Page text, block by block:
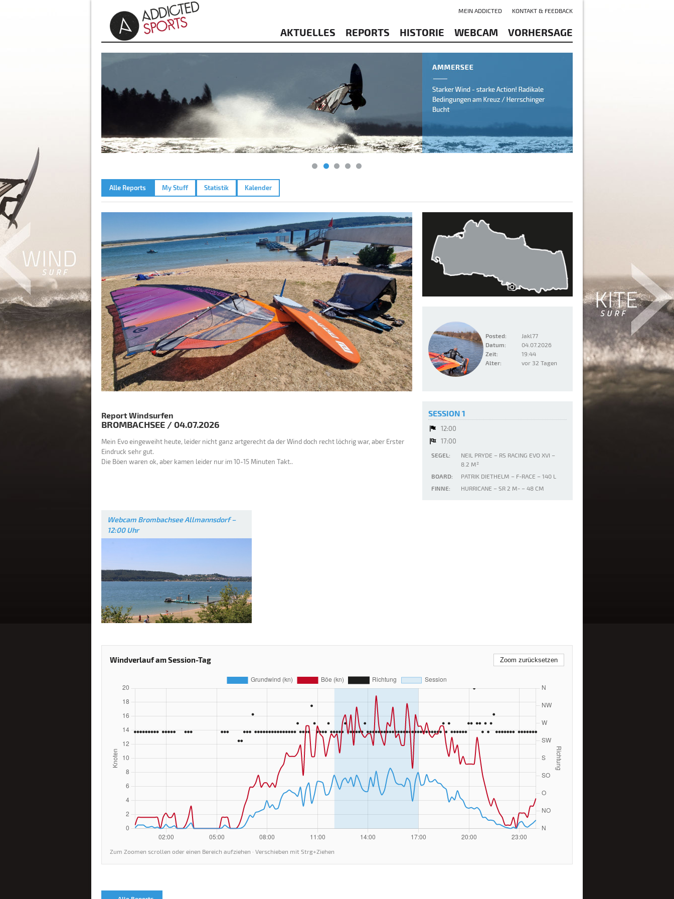
AKTUELLES REPORTS HISTORIE WEBCAM VORHERSAGE
MEIN ADDICTED KONTAKT & FEEDBACK
Alle Reports My Stuff Statistik Kalender
Brombachsee
Posted:
Jakl77
Datum:
04.07.2026
Zeit:
19:44
Alter:
vor 32 Tagen
Report Windsurfen
BROMBACHSEE / 04.07.2026
Mein Evo eingeweiht heute, leider nicht ganz artgerecht da der Wind doch recht löchrig war, aber Erster
Eindruck sehr gut.
Die Böen waren ok, aber kamen leider nur im 10-15 Minuten Takt..
SESSION 1
12:00
17:00
SEGEL:
NEIL PRYDE – RS RACING EVO XVI –
8.2 M²
BOARD:
PATRIK DIETHELM – F-RACE – 140 L
FINNE:
HURRICANE – SR 2 M- – 48 CM
Webcam Brombachsee Allmannsdorf –
12:00 Uhr
Windverlauf am Session-Tag Zoom zurücksetzen
Zum Zoomen scrollen oder einen Bereich aufziehen · Verschieben mit Strg+Ziehen